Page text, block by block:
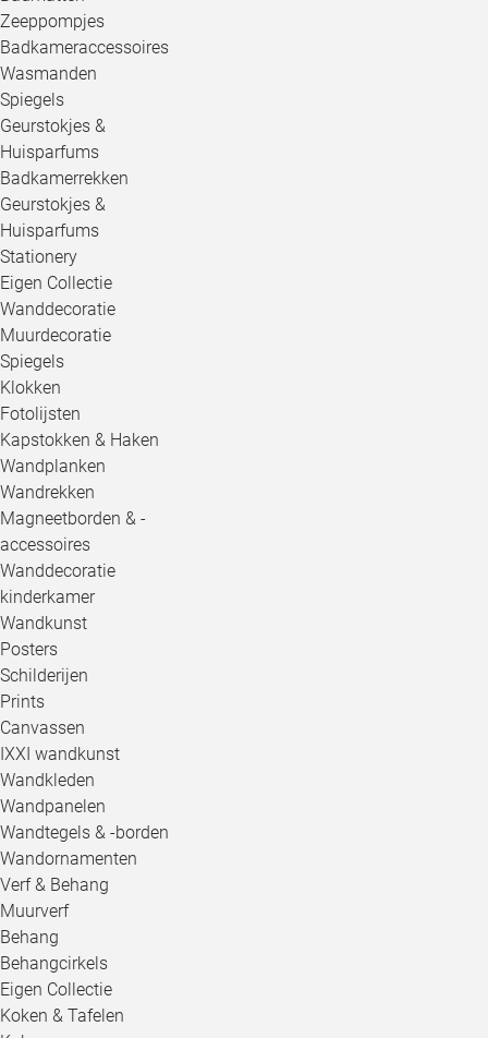
Zeeppompjes
Badkameraccessoires
Wasmanden
Spiegels
Geurstokjes &
Huisparfums
Badkamerrekken
Geurstokjes &
Huisparfums
Stationery
Eigen Collectie
Wanddecoratie
Muurdecoratie
Spiegels
Klokken
Fotolijsten
Kapstokken & Haken
Wandplanken
Wandrekken
Magneetborden & -
accessoires
Wanddecoratie
kinderkamer
Wandkunst
Posters
Schilderijen
Prints
Canvassen
IXXI wandkunst
Wandkleden
Wandpanelen
Wandtegels & -borden
Wandornamenten
Verf & Behang
Muurverf
Behang
Behangcirkels
Eigen Collectie
Koken & Tafelen